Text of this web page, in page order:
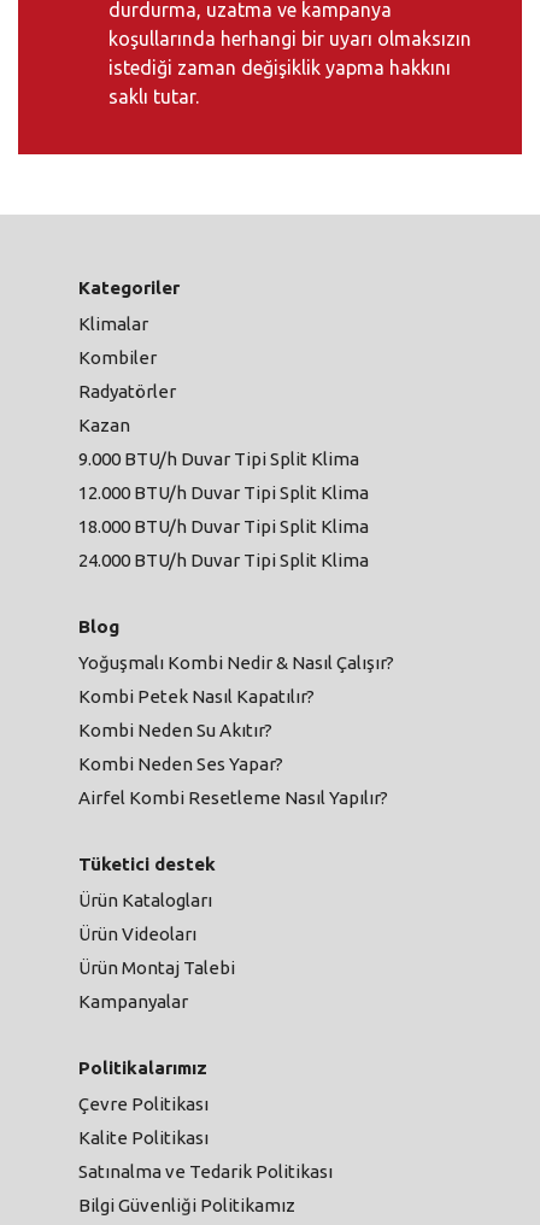
durdurma, uzatma ve kampanya
koşullarında herhangi bir uyarı olmaksızın
istediği zaman değişiklik yapma hakkını
saklı tutar.
Kategoriler
Klimalar
Kombiler
Radyatörler
Kazan
9.000 BTU/h Duvar Tipi Split Klima
12.000 BTU/h Duvar Tipi Split Klima
18.000 BTU/h Duvar Tipi Split Klima
24.000 BTU/h Duvar Tipi Split Klima
Blog
Yoğuşmalı Kombi Nedir & Nasıl Çalışır?
Kombi Petek Nasıl Kapatılır?
Kombi Neden Su Akıtır?
Kombi Neden Ses Yapar?
Airfel Kombi Resetleme Nasıl Yapılır?
Tüketici destek
Ürün Katalogları
Ürün Videoları
Ürün Montaj Talebi
Kampanyalar
Politikalarımız
Çevre Politikası
Kalite Politikası
Satınalma ve Tedarik Politikası
Bilgi Güvenliği Politikamız